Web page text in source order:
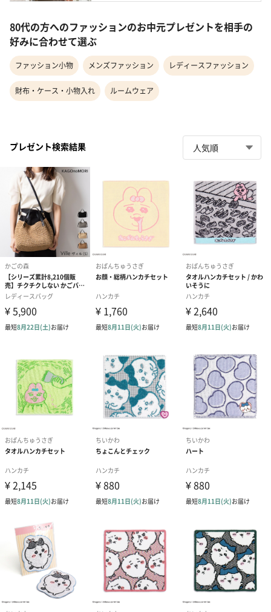
80代の方へのファッションのお中元プレゼントを相手の
好みに合わせて選ぶ
ファッション小物 メンズファッション レディースファッション
財布・ケース・小物入れ ルームウェア
プレゼント検索結果